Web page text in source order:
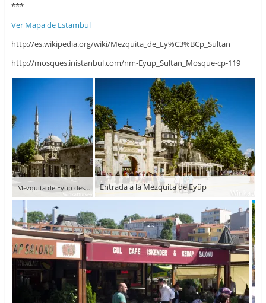
***
Ver Mapa de Estambul
http://es.wikipedia.org/wiki/Mezquita_de_Ey%C3%BCp_Sultan
http://mosques.inistanbul.com/nm-Eyup_Sultan_Mosque-cp-119
Mezquita de Eyüp desde la parte posterior Entrada a la Mezquita de Eyüp